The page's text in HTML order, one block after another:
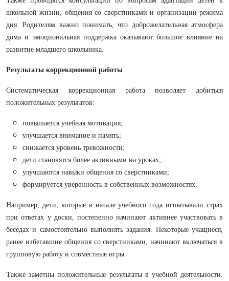
школьной жизни, общения со сверстниками и организации режима
дня. Родителям важно понимать, что доброжелательная атмосфера
дома и эмоциональная поддержка оказывают большое влияние на
развитие младшего школьника.
Результаты коррекционной работы
Систематическая коррекционная работа позволяет добиться
положительных результатов:
повышается учебная мотивация;
улучшается внимание и память;
снижается уровень тревожности;
дети становятся более активными на уроках;
улучшаются навыки общения со сверстниками;
формируется уверенность в собственных возможностях.
Например, дети, которые в начале учебного года испытывали страх
при ответах у доски, постепенно начинают активнее участвовать в
беседах и самостоятельно выполнять задания. Некоторые учащиеся,
ранее избегавшие общения со сверстниками, начинают включаться в
групповую работу и совместные игры.
Также заметны положительные результаты в учебной деятельности.